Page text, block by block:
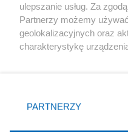
X Facebook
ulepszanie usług. Za
Partnerzy możemy
geolokalizacyjnych oraz
charakterystykę
zmienić/wycofać klikając
znajdujący się w lewym
rodzaje przetwarzania
PARTNERZY